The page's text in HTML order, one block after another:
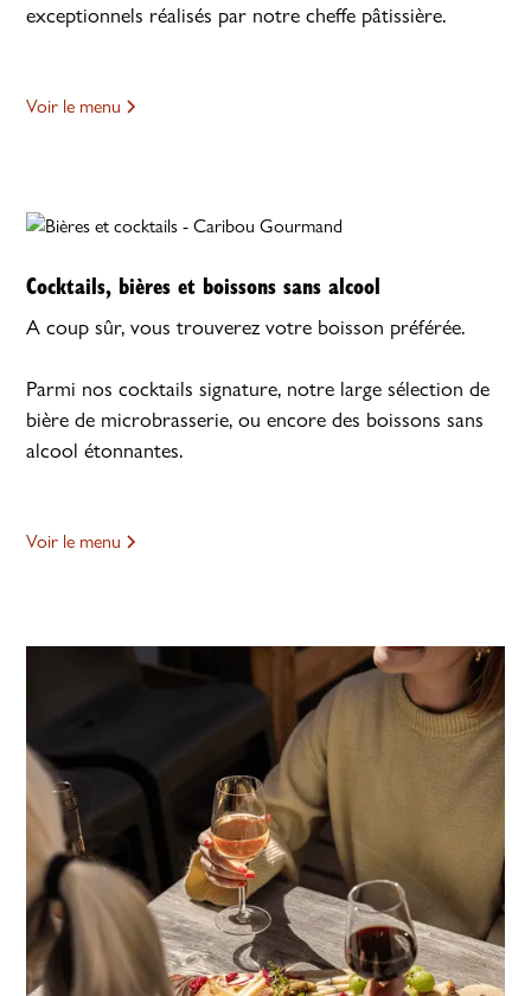
exceptionnels réalisés par notre cheffe pâtissière.
Voir le menu
Cocktails, bières et boissons sans alcool
A coup sûr, vous trouverez votre boisson préférée.
Parmi nos cocktails signature, notre large sélection de
bière de microbrasserie, ou encore des boissons sans
alcool étonnantes.
Voir le menu